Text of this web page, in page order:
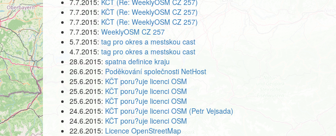
7.7.2015: KČT (Re: WeeklyOSM CZ 257)
7.7.2015: KČT (Re: WeeklyOSM CZ 257)
7.7.2015: KČT (Re: WeeklyOSM CZ 257)
7.7.2015: WeeklyOSM CZ 257
5.7.2015: tag pro okres a mestskou cast
4.7.2015: tag pro okres a mestskou cast
28.6.2015: spatna definice kraju
26.6.2015: Poděkování společnosti NetHost
25.6.2015: KČT poru?uje licenci OSM
25.6.2015: KČT poru?uje licenci OSM
25.6.2015: KČT poru?uje licenci OSM
24.6.2015: KČT poru?uje licenci OSM (Petr Vejsada)
24.6.2015: KČT poru?uje licenci OSM
22.6.2015: Licence OpenStreetMap